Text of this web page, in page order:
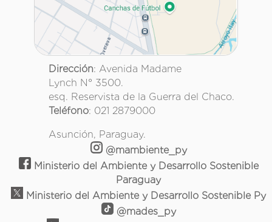
Dirección: Avenida Madame
Lynch N° 3500.
esq. Reservista de la Guerra del Chaco.
Teléfono: 021 2879000
Asunción, Paraguay.
@mambiente_py
Ministerio del Ambiente y Desarrollo Sostenible
Paraguay
Ministerio del Ambiente y Desarrollo Sostenible Py
@mades_py